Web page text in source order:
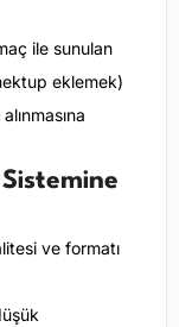
ile sunulan
eklemek)
ve formatı